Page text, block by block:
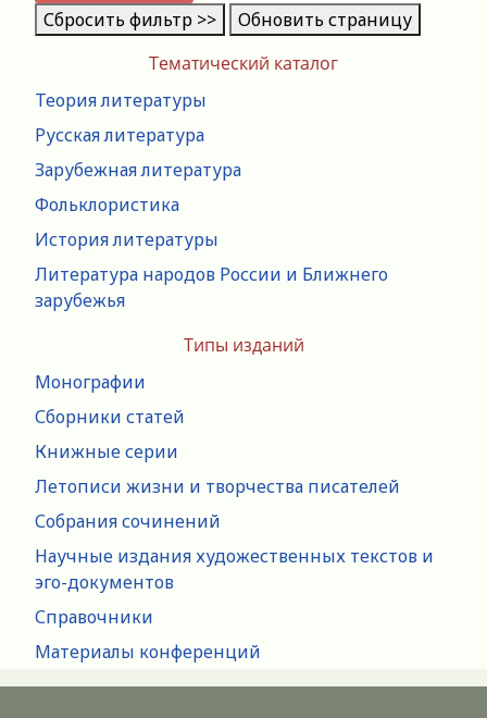
Тематический каталог
Теория литературы
Русская литература
Зарубежная литература
Фольклористика
История литературы
Литература народов России и Ближнего
зарубежья
Типы изданий
Монографии
Сборники статей
Книжные серии
Летописи жизни и творчества писателей
Собрания сочинений
Научные издания художественных текстов и
эго-документов
Справочники
Материалы конференций
Сбросить фильтр >> Обновить страницу